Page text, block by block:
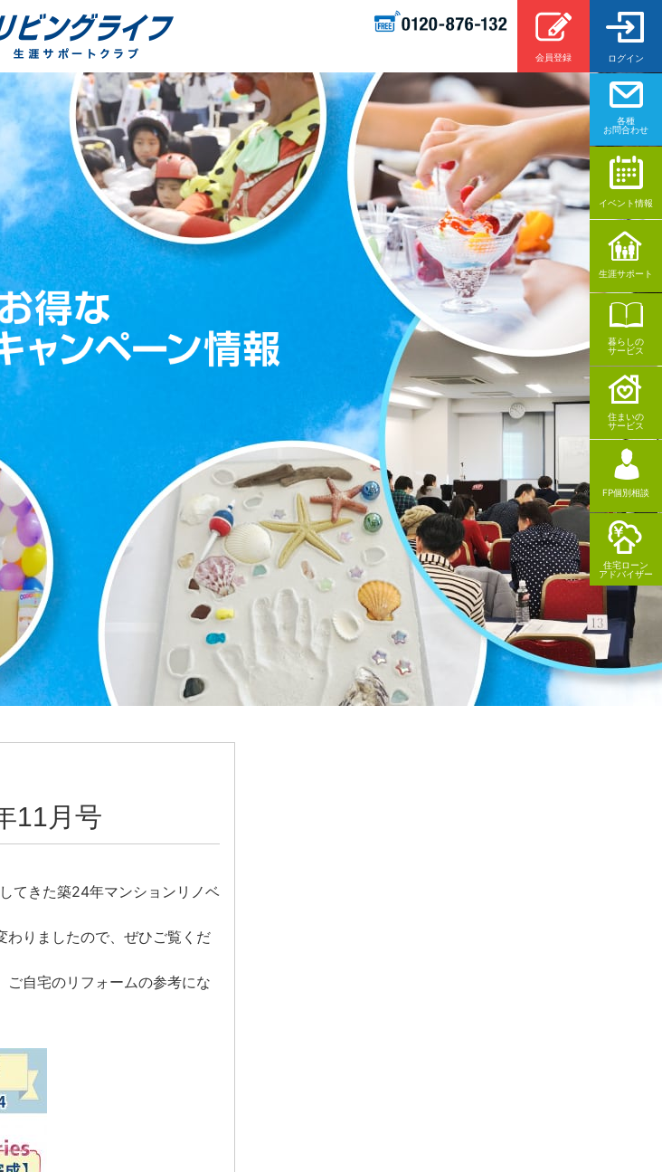
会員登録 ログイン
各種
お問合わせ
イベント情報
生涯サポート
暮らしの
サービス
住まいの
サービス
FP個別相談
住宅ローン
アドバイザー
11月号
てきた築24年マンションリノベ
わりましたので、ぜひご覧くだ
自宅のリフォームの参考にな